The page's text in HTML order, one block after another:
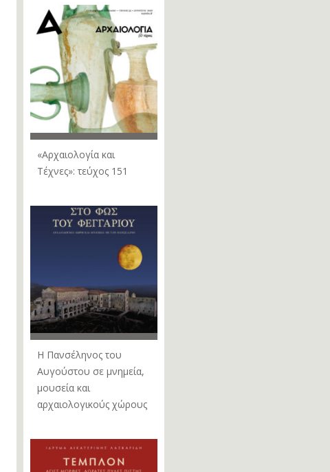
«Αρχαιολογία και
Τέχνες»: τεύχος 151
Η Πανσέληνος του
Αυγούστου σε μνημεία,
μουσεία και
αρχαιολογικούς χώρους